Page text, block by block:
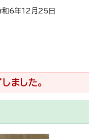
6年12月25日
ました。